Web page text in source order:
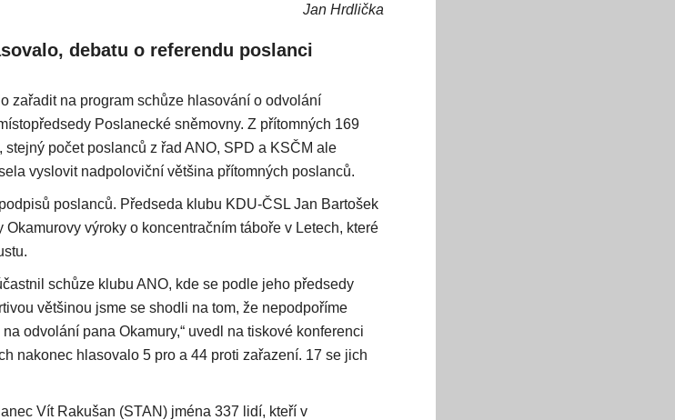
Jan Hrdlička
debatu o referendu poslanci
zařadit na program schůze hlasování o odvolání
Poslanecké sněmovny. Z přítomných 169
počet poslanců z řad ANO, SPD a KSČM ale
vyslovit nadpoloviční většina přítomných poslanců.
poslanců. Předseda klubu KDU-ČSL Jan Bartošek
výroky o koncentračním táboře v Letech, které
schůze klubu ANO, kde se podle jeho předsedy
většinou jsme se shodli na tom, že nepodpoříme
odvolání pana Okamury,“ uvedl na tiskové konferenci
nakonec hlasovalo 5 pro a 44 proti zařazení. 17 se jich
Vít Rakušan (STAN) jména 337 lidí, kteří v